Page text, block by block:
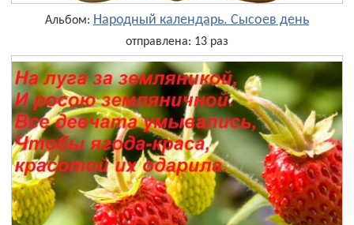
Альбом: Народный календарь. Сысоев день
отправлена: 13 раз